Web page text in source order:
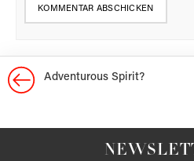
Adventurous Spirit?